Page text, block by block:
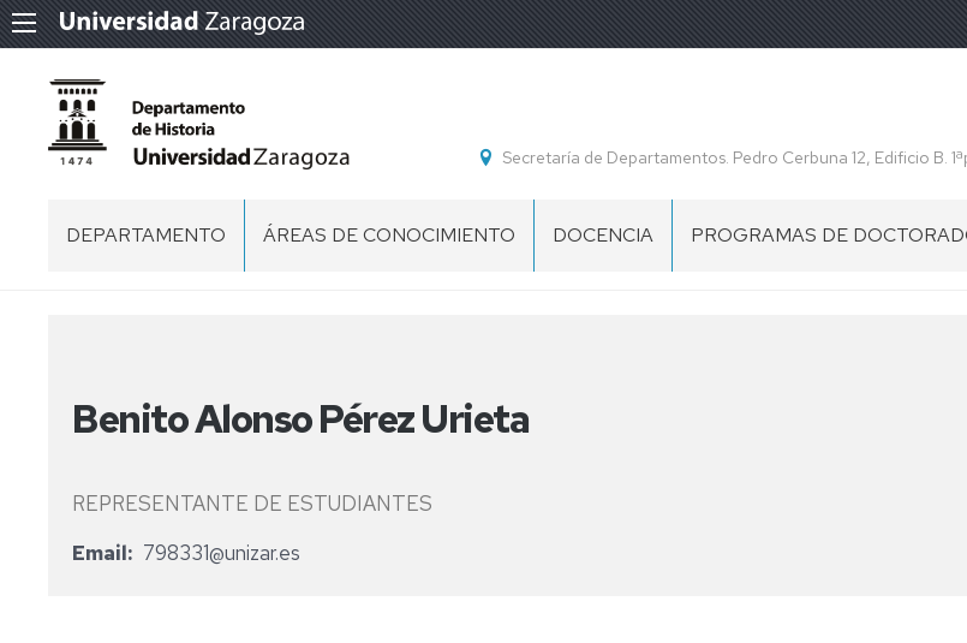
Secretaría de Departamentos. Pedro Cerbuna 12, Edificio B.
DEPARTAMENTO
COMISIÓN
PERSONAL
ÁREAS DE CONOCIMIENTO
HISTORIA
MEDIEVAL
MODERNA
HISTORIA
DOCENCIA PROGRAMAS DE
Benito Alonso Pérez Urieta
REPRESENTANTE DE ESTUDIANTES
Email
798331@unizar.es